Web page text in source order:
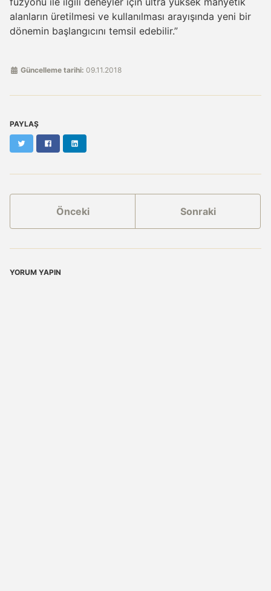
alanların üretilmesi ve kullanılması arayışında yeni bir
dönemin başlangıcını temsil edebilir.”
Güncelleme tarihi: 09.11.2018
PAYLAŞ
Twitter Facebook
Önceki Sonraki
YORUM YAPIN